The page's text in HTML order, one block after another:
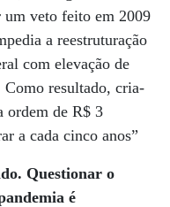
um veto feito em 2009
a reestruturação
com elevação de
resultado, cria-
ordem de R$ 3
a cada cinco anos”
Questionar o
é